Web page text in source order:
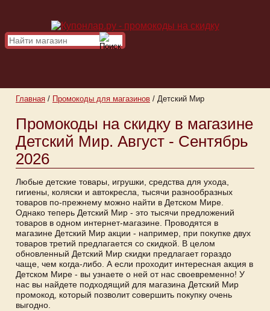
Главная / Промокоды для магазинов / Детский Мир
Промокоды на скидку в магазине
Детский Мир. Август - Сентябрь
2026
Любые детские товары, игрушки, средства для ухода,
гигиены, коляски и автокресла, тысячи разнообразных
товаров по-прежнему можно найти в Детском Мире.
Однако теперь Детский Мир - это тысячи предложений
товаров в одном интернет-магазине. Проводятся в
магазине Детский Мир акции - например, при покупке двух
товаров третий предлагается со скидкой. В целом
обновленный Детский Мир скидки предлагает гораздо
чаще, чем когда-либо. А если проходит интересная акция в
Детском Мире - вы узнаете о ней от нас своевременно! У
нас вы найдете подходящий для магазина Детский Мир
промокод, который позволит совершить покупку очень
выгодно.